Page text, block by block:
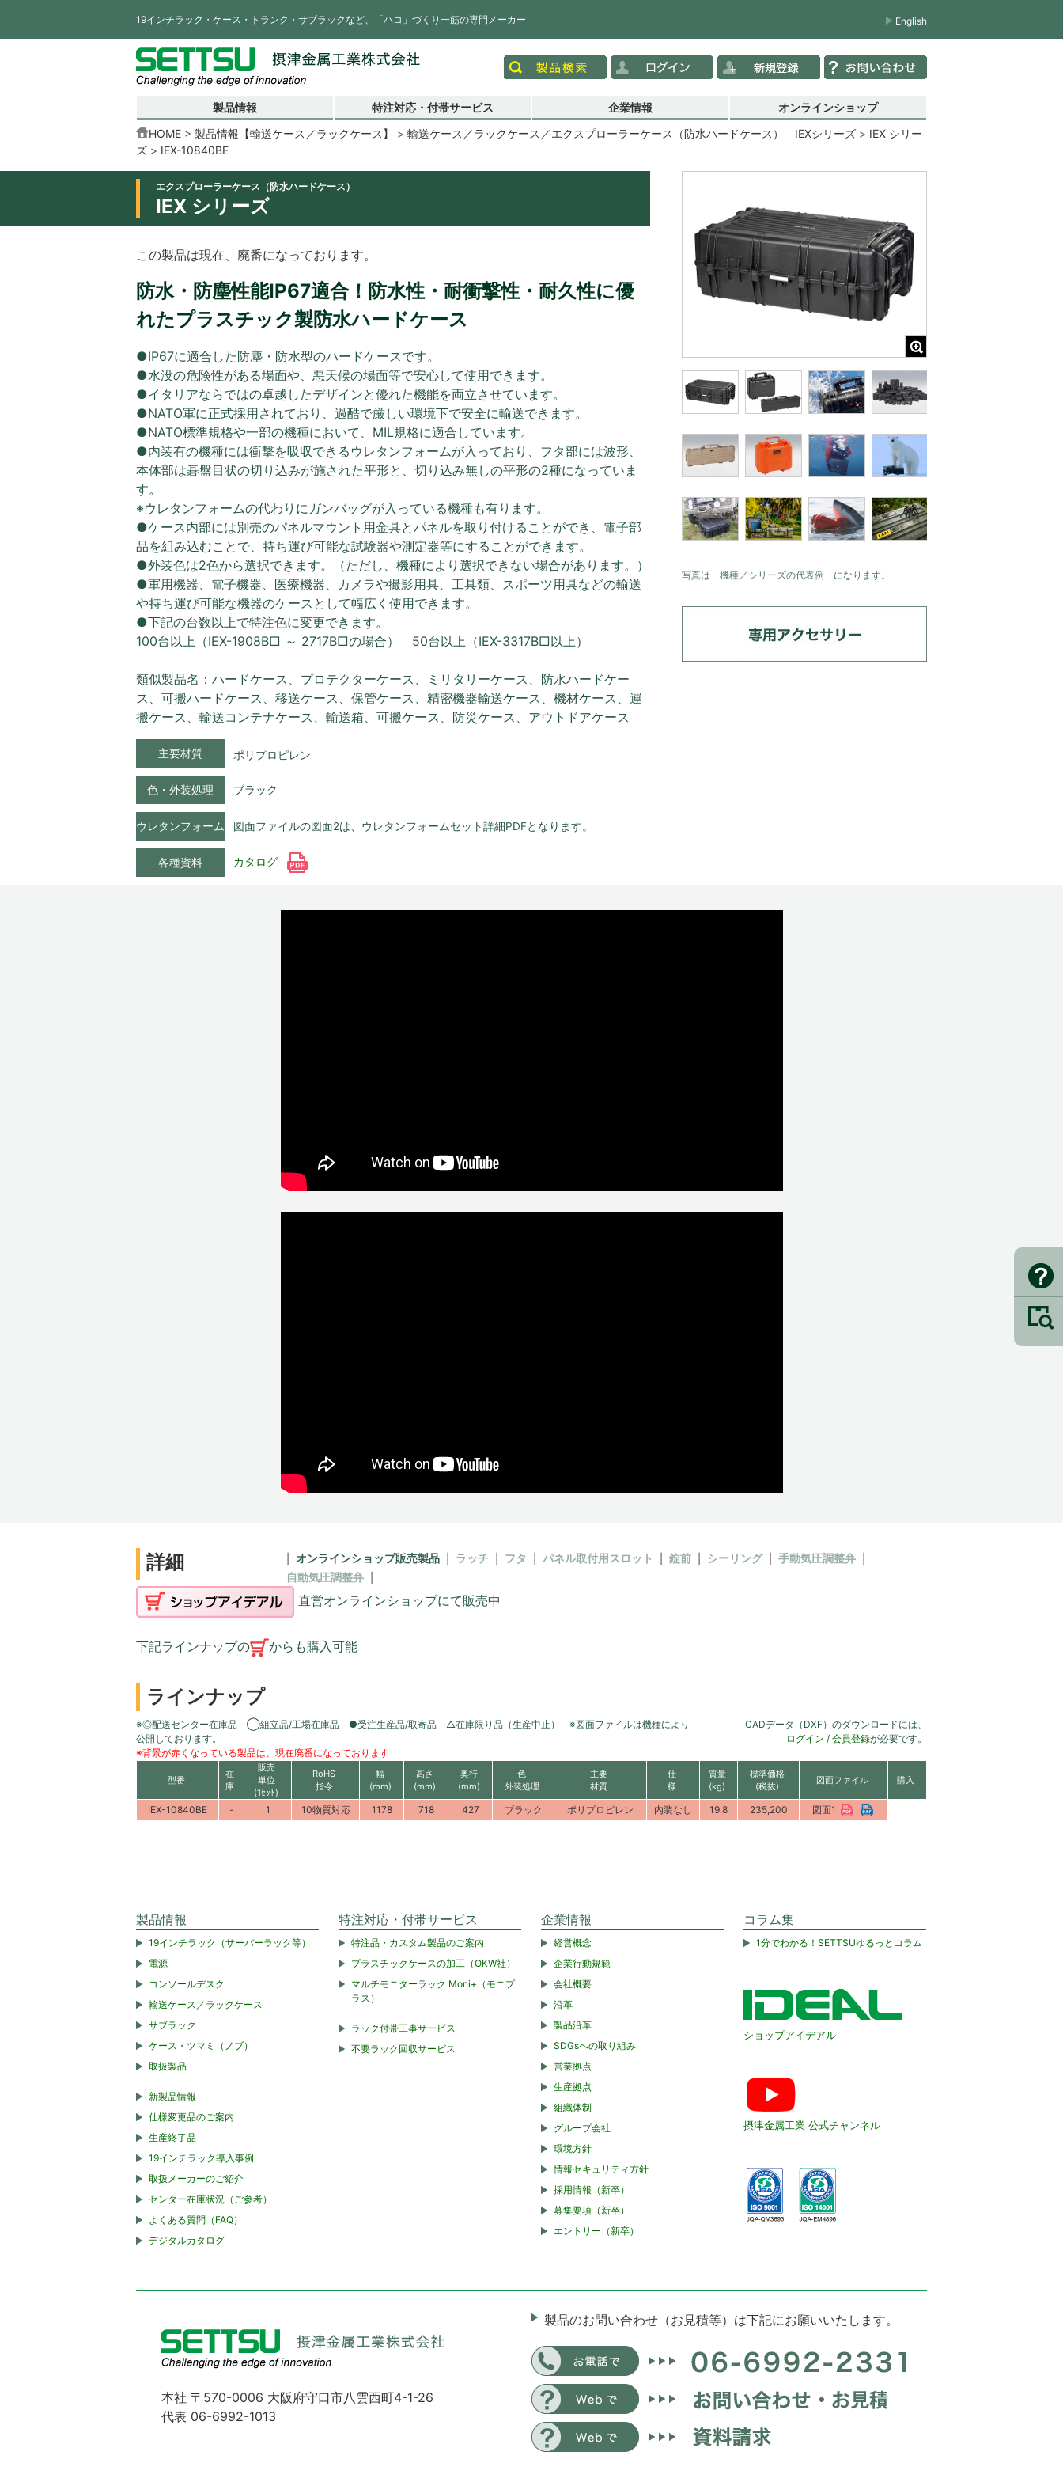
19インチラック・ケース・トランク・サブラックなど、「ハコ」づくり一筋の専門メーカー English
製品情報 特注対応・付帯サービス 企業情報 オンラインショップ
HOME 製品情報【輸送ケース／ラックケース】 輸送ケース／ラックケース／エクスプローラーケース（防水ハードケース） IEXシリーズ
IEX シリー
ズ
IEX-10840BE
エクスプローラーケース（防水ハードケース）
IEX シリーズ
この製品は現在、廃番になっております。
防水・防塵性能IP67適合！防水性・耐衝撃性・耐久性に優
れたプラスチック製防水ハードケース
●IP67に適合した防塵・防水型のハードケースです。
●水没の危険性がある場面や、悪天候の場面等で安心して使用できます。
●イタリアならではの卓越したデザインと優れた機能を両立させています。
●NATO軍に正式採用されており、過酷で厳しい環境下で安全に輸送できます。
●NATO標準規格や一部の機種において、MIL規格に適合しています。
●内装有の機種には衝撃を吸収できるウレタンフォームが入っており、フタ部には波形、
本体部は碁盤目状の切り込みが施された平形と、切り込み無しの平形の2種になっていま
す。
※ウレタンフォームの代わりにガンバッグが入っている機種も有ります。
●ケース内部には別売のパネルマウント用金具とパネルを取り付けることができ、電子部
品を組み込むことで、持ち運び可能な試験器や測定器等にすることができます。
●外装色は2色から選択できます。（ただし、機種により選択できない場合があります。）
●軍用機器、電子機器、医療機器、カメラや撮影用具、工具類、スポーツ用具などの輸送
や持ち運び可能な機器のケースとして幅広く使用できます。
●下記の台数以上で特注色に変更できます。
100台以上（IEX-1908B□ ～ 2717B□の場合） 50台以上（IEX-3317B□以上）
類似製品名：ハードケース、プロテクターケース、ミリタリーケース、防水ハードケー
ス、可搬ハードケース、移送ケース、保管ケース、精密機器輸送ケース、機材ケース、運
搬ケース、輸送コンテナケース、輸送箱、可搬ケース、防災ケース、アウトドアケース
主要材質 ポリプロピレン
色・外装処理 ブラック
ウレタンフォーム 図面ファイルの図面2は、ウレタンフォームセット詳細PDFとなります。
各種資料 カタログ
写真は 機種／シリーズの代表例 になります。
詳細 オンラインショップ販売製品 ラッチ フタ パネル取付用スロット 錠前 シーリング
手動気圧調整弁
自動気圧調整弁
直営オンラインショップにて販売中
下記ラインナップの からも購入可能
ラインナップ
※◎配送センター在庫品 ◯組立品/工場在庫品 ●受注生産品/取寄品 △在庫限り品（生産中止） ※図面ファイルは機種により
公開しております。
※背景が赤くなっている製品は、現在廃番になっております
CADデータ（DXF）のダウンロードには、
ログイン / 会員登録が必要です。
型番
在
庫
販売
単位
(1ｾｯﾄ)
RoHS
指令
幅
(mm)
高さ
(mm)
奥行
(mm)
色
外装処理
主要
材質
仕
様
質量
(kg)
標準価格
(税抜)
図面ファイル 購入
IEX-10840BE - 1 10物質対応 1178 718 427 ブラック ポリプロピレン 内装なし 19.8 235,200 図面1
製品情報
19インチラック（サーバーラック等）
電源
コンソールデスク
輸送ケース／ラックケース
サブラック
ケース・ツマミ（ノブ）
取扱製品
新製品情報
仕様変更品のご案内
生産終了品
19インチラック導入事例
取扱メーカーのご紹介
センター在庫状況（ご参考）
よくある質問（FAQ）
デジタルカタログ
特注対応・付帯サービス
特注品・カスタム製品のご案内
プラスチックケースの加工（OKW社）
マルチモニターラック Moni+（モニプ
ラス）
ラック付帯工事サービス
不要ラック回収サービス
企業情報
経営概念
企業行動規範
会社概要
沿革
製品沿革
SDGsへの取り組み
営業拠点
生産拠点
組織体制
グループ会社
環境方針
情報セキュリティ方針
採用情報（新卒）
募集要項（新卒）
エントリー（新卒）
コラム集
1分でわかる！SETTSUゆるっとコラム
ショップアイデアル
摂津金属工業 公式チャンネル
本社 〒570-0006 大阪府守口市八雲西町4-1-26
代表 06-6992-1013
製品のお問い合わせ（お見積等）は下記にお願いいたします。